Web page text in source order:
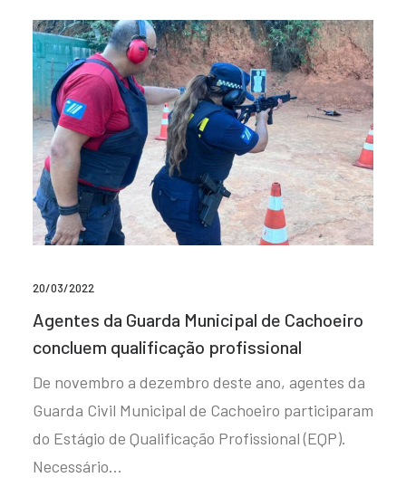
20/03/2022
Agentes da Guarda Municipal de Cachoeiro
concluem qualificação profissional
De novembro a dezembro deste ano, agentes da
Guarda Civil Municipal de Cachoeiro participaram
do Estágio de Qualificação Profissional (EQP).
Necessário…